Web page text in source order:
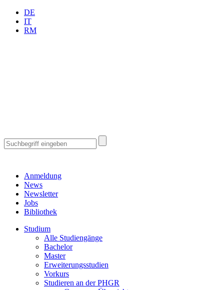
DE
IT
RM
Anmeldung
News
Newsletter
Jobs
Bibliothek
Studium
Alle Studiengänge
Bachelor
Master
Erweiterungsstudien
Vorkurs
Studieren an der PHGR